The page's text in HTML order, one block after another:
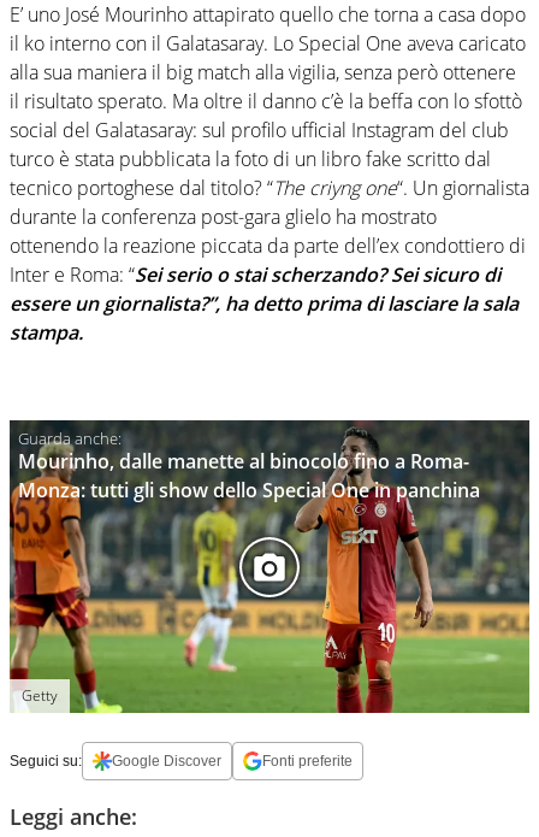
E’ uno José Mourinho attapirato quello che torna a casa dopo
il ko interno con il Galatasaray. Lo Special One aveva caricato
alla sua maniera il big match alla vigilia, senza però ottenere
il risultato sperato. Ma oltre il danno c’è la beffa con lo sfottò
social del Galatasaray: sul profilo ufficial Instagram del club
turco è stata pubblicata la foto di un libro fake scritto dal
tecnico portoghese dal titolo? “The criyng one“. Un giornalista
durante la conferenza post-gara glielo ha mostrato
ottenendo la reazione piccata da parte dell’ex condottiero di
Inter e Roma: “Sei serio o stai scherzando? Sei sicuro di
essere un giornalista?”, ha detto prima di lasciare la sala
stampa.
Mourinho, dalle manette al binocolo fino a Roma-
Monza: tutti gli show dello Special One in panchina
Getty
Seguici su: Google Discover Fonti preferite
Leggi anche: